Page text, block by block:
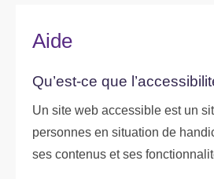
Aide
Qu’est-ce que
Un site web accessible est un
personnes en situation de
ses contenus et ses